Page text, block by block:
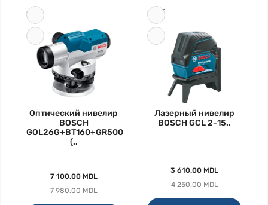
-11%
Оптический нивелир
BOSCH
GOL26G+BT160+GR500
(..
7 100.00 MDL
7 980.00 MDL
-15%
Лазерный нивелир
BOSCH GCL 2-15..
3 610.00 MDL
4 250.00 MDL